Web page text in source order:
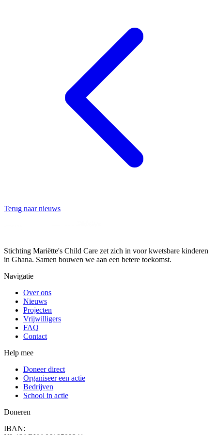
Terug naar nieuws
Stichting Mariëtte's Child Care zet zich in voor kwetsbare kinderen
in Ghana. Samen bouwen we aan een betere toekomst.
Navigatie
Over ons
Nieuws
Projecten
Vrijwilligers
FAQ
Contact
Help mee
Doneer direct
Organiseer een actie
Bedrijven
School in actie
Doneren
IBAN: